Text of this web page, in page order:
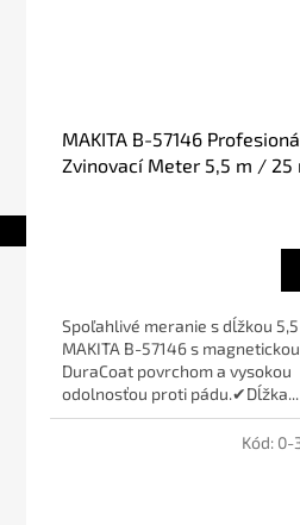
MAKITA B-57146
Zvinovací Meter 5,5 m / 25
Spoľahlivé meranie s dĺžkou
MAKITA B-57146 s
DuraCoat povrchom a vysokou
odolnosťou proti pádu.✔Dĺžka...
Kód: 0-